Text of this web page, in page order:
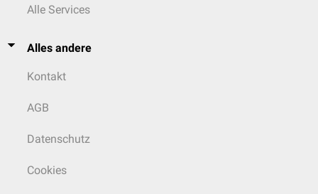
Alle Services
Alles andere
Kontakt
AGB
Datenschutz
Cookies